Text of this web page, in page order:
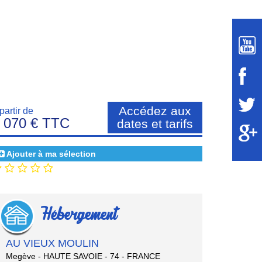
de
070 € TTC
Accédez aux
dates et tarifs
Ajouter à ma sélection
Hébergement
AU VIEUX MOULIN
Megève - HAUTE SAVOIE - 74 - FRANCE